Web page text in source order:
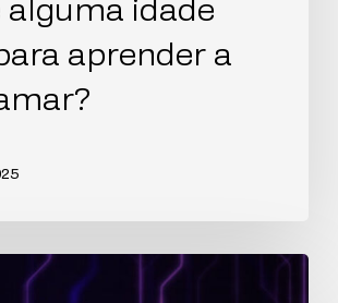
alguma idade
aprender a